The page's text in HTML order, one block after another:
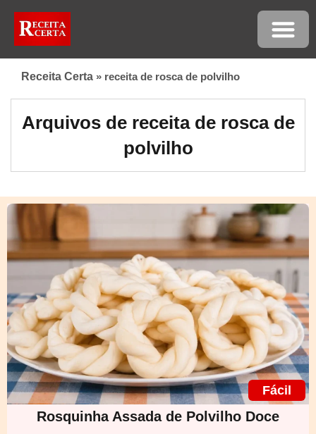
Receita Certa » receita de rosca de polvilho
Arquivos de receita de rosca de
polvilho
Fácil
Rosquinha Assada de Polvilho Doce